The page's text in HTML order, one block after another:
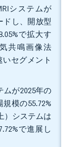
システムが
ドし、開放型
で拡大す
共鳴画像法
いセグメント
ムが2025年の
模の55.72%
）システムは
で進展し